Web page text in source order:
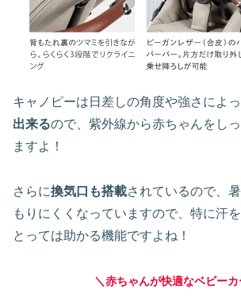
キャノピーは日差しの角度や強さによ
出来るので、紫外線から赤ちゃんをし
ますよ！
さらに換気口も搭載されているので、
もりにくくなっていますので、特に汗
とっては助かる機能ですよね！
＼赤ちゃんが快適なベビーカ